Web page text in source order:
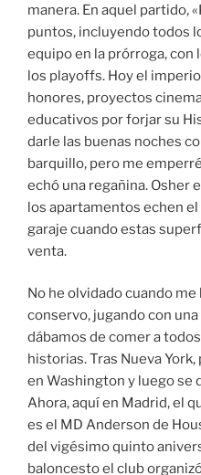
manera. En aquel partido,
puntos, incluyendo todos
equipo en la prórroga, con
los playoffs. Hoy el
honores, proyectos
educativos por forjar su
darle las buenas noches
barquillo, pero me
echó una regañina. Osher
los apartamentos echen el
garaje cuando estas
venta.
No he olvidado cuando
conservo, jugando con
dábamos de comer a
historias. Tras Nueva
en Washington y luego se
Ahora, aquí en Madrid, el
es el MD Anderson de
del vigésimo quinto
baloncesto el club